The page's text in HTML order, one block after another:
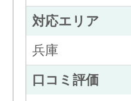
対応エリア
兵庫
口コミ評価